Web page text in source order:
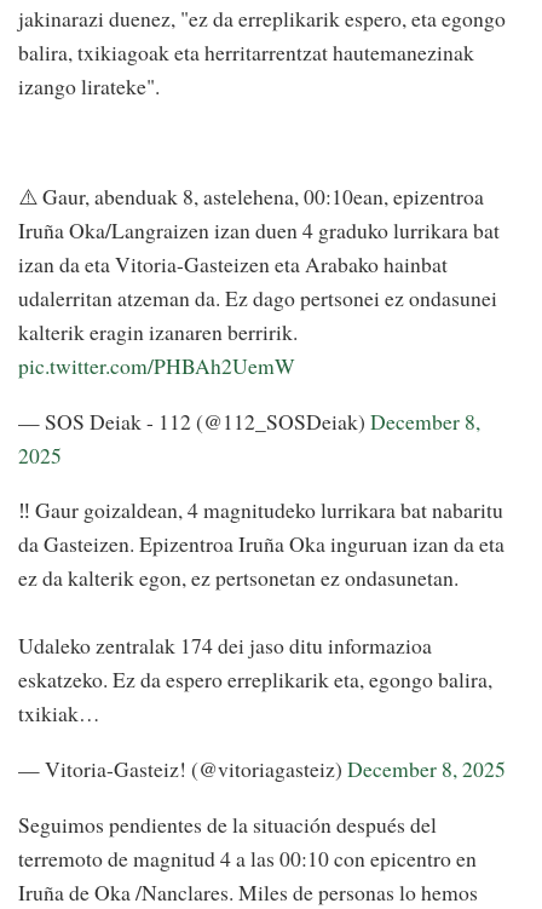
jakinarazi duenez, "ez da erreplikarik espero, eta egongo
balira, txikiagoak eta herritarrentzat hautemanezinak
izango lirateke".
⚠️ Gaur, abenduak 8, astelehena, 00:10ean, epizentroa
Iruña Oka/Langraizen izan duen 4 graduko lurrikara bat
izan da eta Vitoria-Gasteizen eta Arabako hainbat
udalerritan atzeman da. Ez dago pertsonei ez ondasunei
kalterik eragin izanaren berririk.
pic.twitter.com/PHBAh2UemW
— SOS Deiak - 112 (@112_SOSDeiak) December 8,
2025
‼️ Gaur goizaldean, 4 magnitudeko lurrikara bat nabaritu
da Gasteizen. Epizentroa Iruña Oka inguruan izan da eta
ez da kalterik egon, ez pertsonetan ez ondasunetan.
Udaleko zentralak 174 dei jaso ditu informazioa
eskatzeko. Ez da espero erreplikarik eta, egongo balira,
txikiak…
— Vitoria-Gasteiz! (@vitoriagasteiz) December 8, 2025
Seguimos pendientes de la situación después del
terremoto de magnitud 4 a las 00:10 con epicentro en
Iruña de Oka /Nanclares. Miles de personas lo hemos